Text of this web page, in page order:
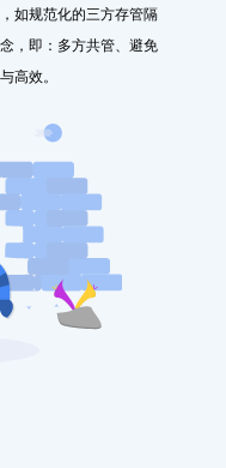
如规范化的三方存管隔
，即：多方共管、避免
高效。